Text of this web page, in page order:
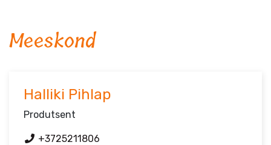
Meeskond
Halliki Pihlap
Produtsent
+3725211806